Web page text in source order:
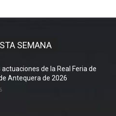
SEMANA
actuaciones de la Real Feria de
Antequera de 2026